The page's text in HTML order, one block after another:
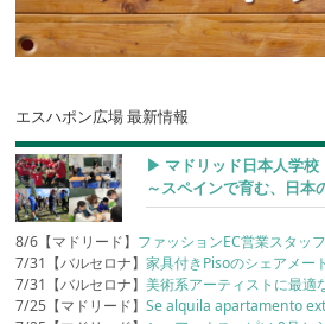
エスハポン広場 最新情報
▶︎ マドリッド日本人学校
～スペインで育む、日本
8/6【マドリード】 ファッションEC営業スタッ
7/31【バルセロナ】家具付きPisoのシェアメー
7/31【バルセロナ】美術系アーティストに最適
7/25【マドリード】Se alquila apartamento